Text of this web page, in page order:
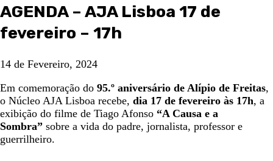
AGENDA – AJA Lisboa 17 de
fevereiro – 17h
14 de Fevereiro, 2024
Em comemoração do 95.º aniversário de Alípio de Freitas,
o Núcleo AJA Lisboa recebe, dia 17 de fevereiro às 17h, a
exibição do filme de Tiago Afonso “A Causa e a
Sombra” sobre a vida do padre, jornalista, professor e
guerrilheiro.